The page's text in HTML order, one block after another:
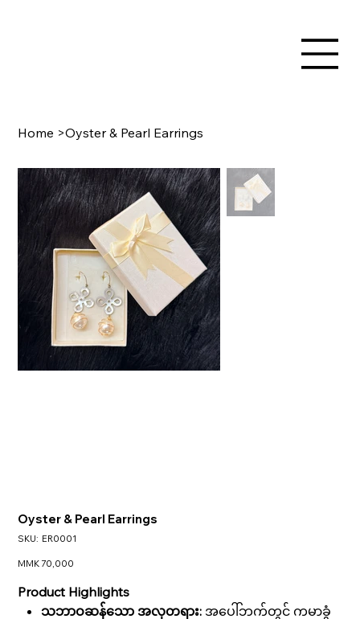
Home >Oyster & Pearl Earrings
Oyster & Pearl Earrings
SKU: SKU
ER0001
Price
MMK 70,000
Product Highlights
သဘာဝဆန်သော အလှတရား: အပေါ်ဘက်တွင် ကမာခွံ